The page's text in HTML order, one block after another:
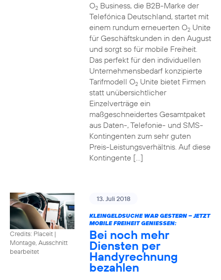
O2Business, die B2B-Marke der
Telefónica Deutschland, startet mit
einem rundum erneuerten O2Unite
für Geschäftskunden in den August
und sorgt so für mobile Freiheit.
Das perfekt für den individuellen
Unternehmensbedarf konzipierte
Tarifmodell O2Unite bietet Firmen
statt unübersichtlicher
Einzelverträge ein
maßgeschneidertes Gesamtpaket
aus Daten-, Telefonie- und SMS-
Kontingenten zum sehr guten
Preis-Leistungsverhältnis. Auf diese
Kontingente […]
Credits: Placeit |
Montage, Ausschnitt
bearbeitet
13. Juli 2018
KLEINGELDSUCHE WAR GESTERN – JETZT
MOBILE FREIHEIT GENIESSEN:
Bei noch mehr
Diensten per
Handyrechnung
bezahlen